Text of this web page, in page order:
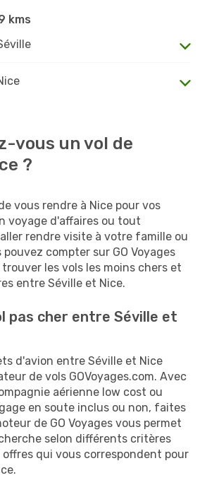
kms
vous un vol de
?
vous rendre à Nice pour vos
voyage d'affaires ou tout
rendre visite à votre famille ou
pouvez compter sur GO Voyages
les vols les moins chers et
entre Séville et Nice.
pas cher entre Séville et
d'avion entre Séville et Nice
de vols GOVoyages.com. Avec
aérienne low cost ou
en soute inclus ou non, faites
de GO Voyages vous permet
selon différents critères
qui vous correspondent pour